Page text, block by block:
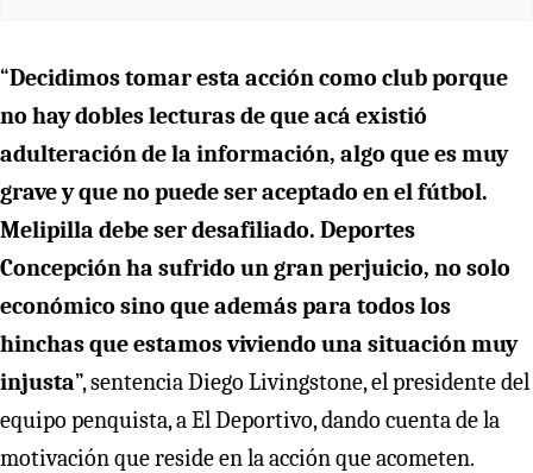
“Decidimos tomar esta acción como club porque
no hay dobles lecturas de que acá existió
adulteración de la información, algo que es muy
grave y que no puede ser aceptado en el fútbol.
Melipilla debe ser desafiliado. Deportes
Concepción ha sufrido un gran perjuicio, no solo
económico sino que además para todos los
hinchas que estamos viviendo una situación muy
injusta”, sentencia Diego Livingstone, el presidente del
equipo penquista, a El Deportivo, dando cuenta de la
motivación que reside en la acción que acometen.